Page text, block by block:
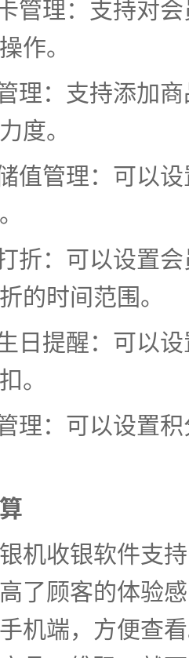
理：支持对会
作。
：支持添加商
度。
管理：可以设
：可以设置会
的时间范围。
提醒：可以设
。
：可以设置积
收银软件支持
了顾客的体验
机端，方便查